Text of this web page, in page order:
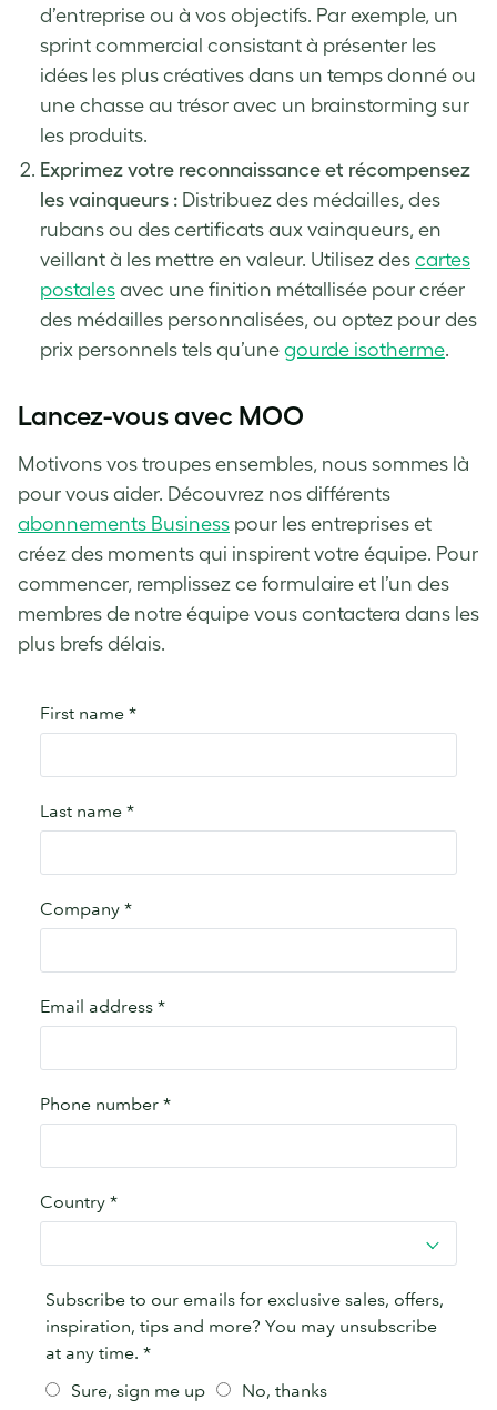
d’entreprise ou à vos objectifs. Par exemple, un
sprint commercial consistant à présenter les
idées les plus créatives dans un temps donné ou
une chasse au trésor avec un brainstorming sur
les produits.
Exprimez votre reconnaissance et récompensez
les vainqueurs : Distribuez des médailles, des
rubans ou des certificats aux vainqueurs, en
veillant à les mettre en valeur. Utilisez des cartes
postales avec une finition métallisée pour créer
des médailles personnalisées, ou optez pour des
prix personnels tels qu’une gourde isotherme.
Lancez-vous avec MOO
Motivons vos troupes ensembles, nous sommes là
pour vous aider. Découvrez nos différents
abonnements Business pour les entreprises et
créez des moments qui inspirent votre équipe. Pour
commencer, remplissez ce formulaire et l’un des
membres de notre équipe vous contactera dans les
plus brefs délais.